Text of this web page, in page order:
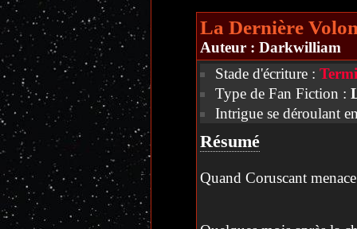
La Dernière
Auteur : Darkwilliam
Stade d'écriture :
Type de Fan Fiction :
Intrigue se déroulant
Résumé
Quand Coruscant